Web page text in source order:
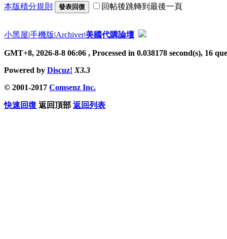
本版積分規則 發表回復 回帖後跳轉到最後一頁
小黑屋|手機版|Archiver|美國代購論壇
GMT+8, 2026-8-8 06:06 , Processed in 0.038178 second(s), 16
Powered by Discuz! X3.3
© 2001-2017 Comsenz Inc.
快速回復 返回頂部 返回列表